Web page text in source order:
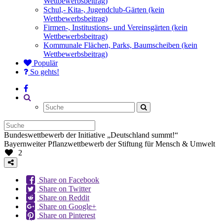
Schul,- Kita-, Jugendclub-Gärten (kein
Wettbewerbsbeitrag)
Firmen-, Institustions- und Vereinsgärten (kein
Wettbewerbsbeitrag)
Kommunale Flächen, Parks, Baumscheiben (kein
Wettbewerbsbeitrag)
Populär
So gehts!
Bundeswettbewerb der Initiative „Deutschland summt!“
Bayernweiter Pflanzwettbewerb der Stiftung für Mensch & Umwelt
2
Share on Facebook
Share on Twitter
Share on Reddit
Share on Google+
Share on Pinterest